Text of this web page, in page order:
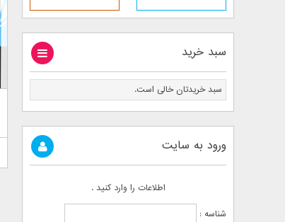
سبد خرید
سبد خریدتان خالی است.
ورود به سایت
اطلاعات را وارد کنید .
شناسه :